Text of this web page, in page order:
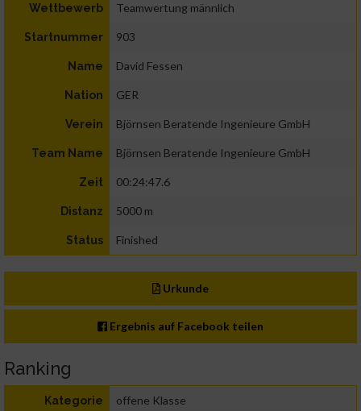
Wettbewerb Teamwertung männlich
Startnummer 903
Name David Fessen
Nation GER
Verein Björnsen Beratende Ingenieure GmbH
Team Name Björnsen Beratende Ingenieure GmbH
Zeit 00:24:47.6
Distanz 5000 m
Status Finished
Urkunde
Ergebnis auf Facebook teilen
Ranking
Kategorie offene Klasse